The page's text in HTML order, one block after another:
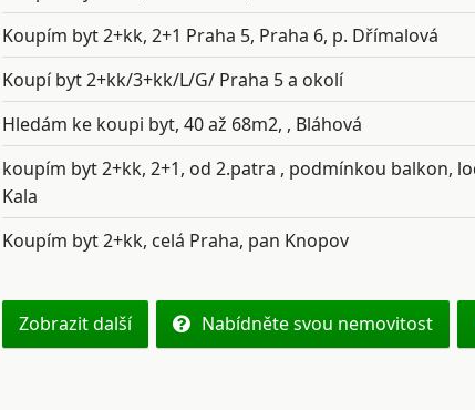
Koupím byt 2+kk, 2+1 Praha 5, Praha 6, p. Dřímalová
Koupí byt 2+kk/3+kk/L/G/ Praha 5 a okolí
Hledám ke koupi byt, 40 až 68m2, , Bláhová
koupím byt 2+kk, 2+1, od 2.patra , podmínkou balkon,
Kala
Koupím byt 2+kk, celá Praha, pan Knopov
Zobrazit další Nabídněte svou nemovitost